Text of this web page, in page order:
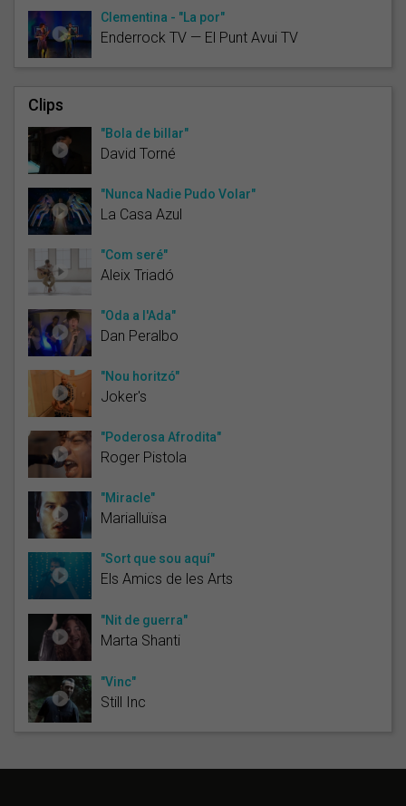
Clementina - "La por"
Enderrock TV — El Punt Avui TV
Clips
"Bola de billar"
David Torné
"Nunca Nadie Pudo Volar"
La Casa Azul
"Com seré"
Aleix Triadó
"Oda a l'Ada"
Dan Peralbo
"Nou horitzó"
Joker's
"Poderosa Afrodita"
Roger Pistola
"Miracle"
Marialluïsa
"Sort que sou aquí"
Els Amics de les Arts
"Nit de guerra"
Marta Shanti
"Vinc"
Still Inc